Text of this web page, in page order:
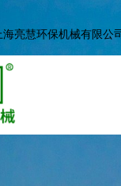
亮慧环保机械有限公